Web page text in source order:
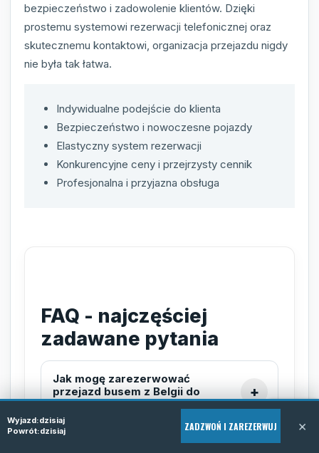
bezpieczeństwo i zadowolenie klientów. Dzięki
prostemu systemowi rezerwacji telefonicznej oraz
skutecznemu kontaktowi, organizacja przejazdu nigdy
nie była tak łatwa.
Indywidualne podejście do klienta
Bezpieczeństwo i nowoczesne pojazdy
Elastyczny system rezerwacji
Konkurencyjne ceny i przejrzysty cennik
Profesjonalna i przyjazna obsługa
FAQ - najczęściej
zadawane pytania
Jak mogę zarezerwować
przejazd busem z Belgii do
Gorzno?
Wyjazd:dzisiaj
Powrót:dzisiaj ZADZWOŃ I ZAREZERWUJ ×